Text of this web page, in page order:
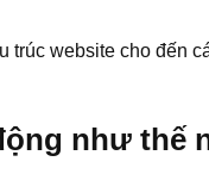
trúc website cho đến
như thế